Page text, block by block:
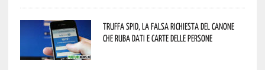
Truffa Spid, la falsa richiesta del canone
che ruba dati e carte delle persone